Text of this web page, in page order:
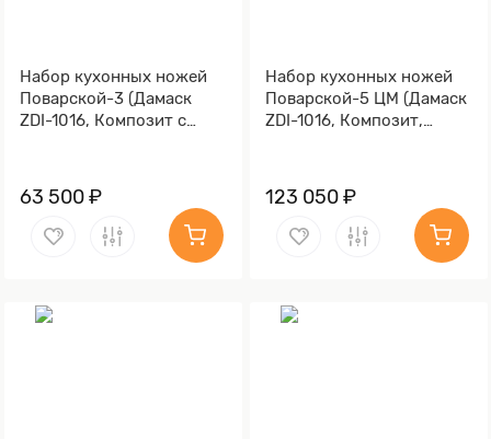
Набор кухонных ножей
Поварской-3 (Дамаск
ZDI-1016, Композит с
Мокумэ-ганэ)
63 500 ₽
Набор кухонных ножей
Поварской-5 ЦМ (Дамаск
ZDI-1016, Композит,
123 050 ₽